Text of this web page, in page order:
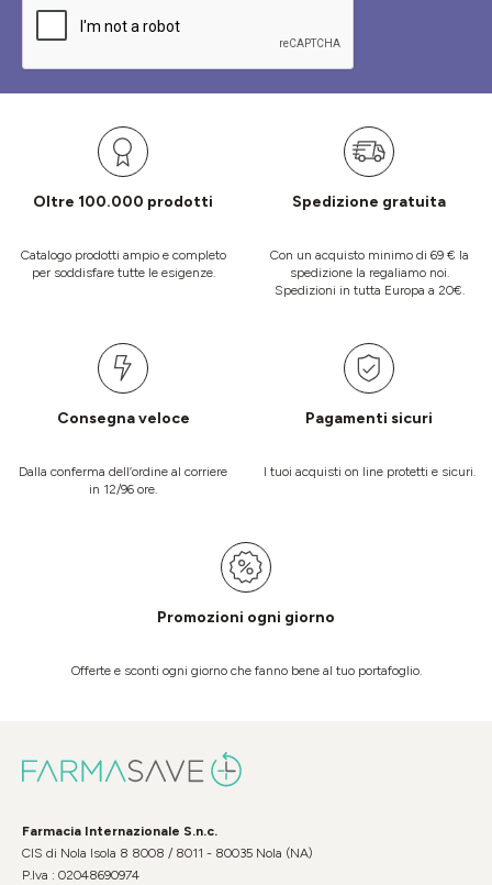
Oltre 100.000 prodotti
Catalogo prodotti ampio e completo
per soddisfare tutte le esigenze.
Spedizione gratuita
Con un acquisto minimo di 69 € la
spedizione la regaliamo noi.
Spedizioni in tutta Europa a 20€.
Consegna veloce
Dalla conferma dell’ordine al corriere
in 12/96 ore.
Pagamenti sicuri
I tuoi acquisti on line protetti e sicuri.
Promozioni ogni giorno
Offerte e sconti ogni giorno che fanno bene al tuo portafoglio.
Farmacia Internazionale S.n.c.
CIS di Nola Isola 8 8008 / 8011 - 80035 Nola (NA)
P.Iva : 02048690974